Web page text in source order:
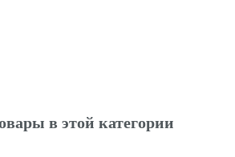
в этой категории